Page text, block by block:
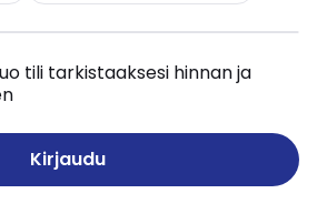
tili tarkistaaksesi hinnan ja
Kirjaudu